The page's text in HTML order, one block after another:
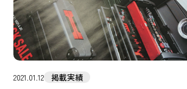
2021.01.12 掲載実績